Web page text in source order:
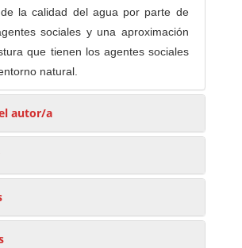
la calidad del agua por parte de
sociales y una aproximación
que tienen los agentes sociales
natural.
autor/a